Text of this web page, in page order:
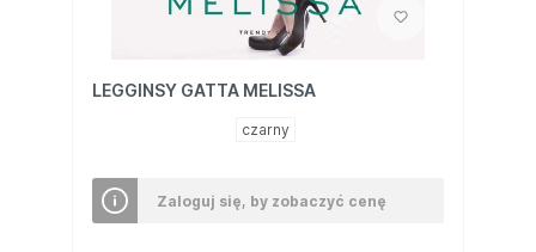
LEGGINSY GATTA MELISSA
czarny
Zaloguj się, by zobaczyć cenę